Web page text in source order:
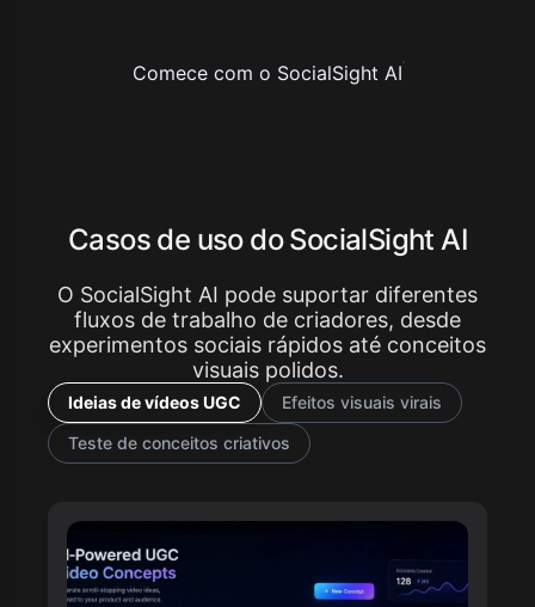
Comece com o SocialSight AI
Casos de uso do SocialSight AI
O SocialSight AI pode suportar diferentes
fluxos de trabalho de criadores, desde
experimentos sociais rápidos até conceitos
visuais polidos.
Ideias de vídeos UGC
Efeitos visuais virais
Teste de conceitos criativos